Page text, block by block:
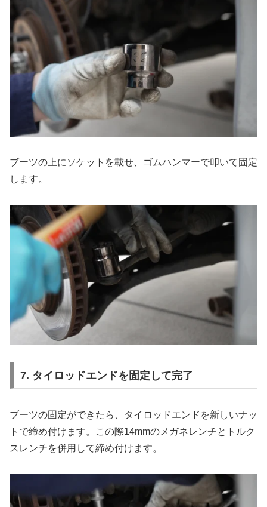
ブーツの上にソケットを載せ、ゴムハンマーで叩いて固定
します。
7. タイロッドエンドを固定して完了
ブーツの固定ができたら、タイロッドエンドを新しいナッ
トで締め付けます。この際14mmのメガネレンチとトルク
スレンチを併用して締め付けます。